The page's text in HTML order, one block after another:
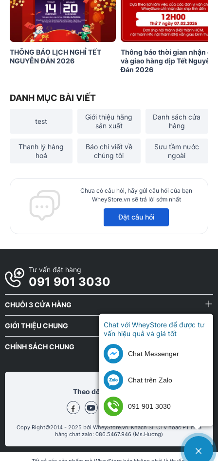
THÔNG BÁO LỊCH NGHỈ TẾT
NGUYÊN ĐÁN 2026
Thông báo thời gian nhận
và giao hàng dịp Tết Nguyên
Đán 2026
DANH MỤC BÀI VIẾT
test
Giới thiệu hãng
sản xuất
Danh sách cửa
hàng
Thanh lý hàng
hoá
Báo chí viết về
chúng tôi
Sưu tầm nước
ngoài
Chưa có câu hỏi, hãy gửi câu hỏi của bạn
WheyStore.vn sẽ trả lời sớm nhất
Đặt câu hỏi
Tư vấn đặt hàng
091 901 3030
CHUỖI 3 CỬA HÀNG
GIỚI THIỆU CHUNG
CHÍNH SÁCH CHUNG
Theo dõi chũng tôi tại
Copy Right©2014 - 2025 bởi WheyStore.vn. Khách Sỉ, CTV hoặc PT mua
hàng chat zalo: 086.5467.946 (Ms.Hương)
Chat với WheyStore để được tư
vấn hiệu quả và giá tốt
Chat Messenger
Chat trên Zalo
091 901 3030